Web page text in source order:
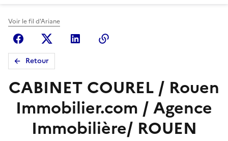
Voir le fil d'Ariane
FacebookX (anciennement Twitter)
Linkedin
Retour
CABINET COUREL / Rouen
Immobilier.com / Agence
Immobilière/ ROUEN